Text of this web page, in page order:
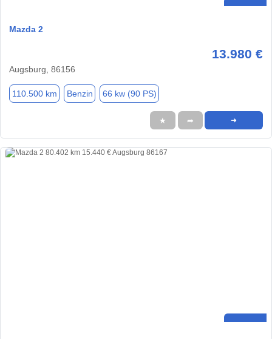
Mazda 2
13.980 €
Augsburg, 86156
110.500 km Benzin 66 kw (90 PS)
★ ➦ ➜